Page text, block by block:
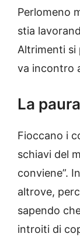
Perlomeno
stia
Altrimenti si
va incontro
La
Fioccano i
schiavi del
conviene”.
altrove,
sapendo
introiti di